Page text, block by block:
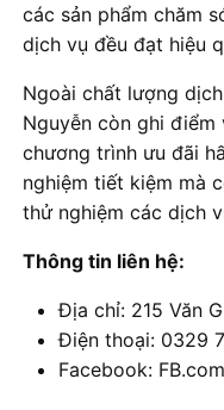
các sản phẩm chăm
dịch vụ đều đạt hiệu
Ngoài chất lượng
Nguyễn còn ghi điểm
chương trình ưu đãi
nghiệm tiết kiệm mà
thử nghiệm các dịch
Thông tin liên hệ:
Địa chỉ: 215 Văn
Điện thoại: 0329
Facebook: